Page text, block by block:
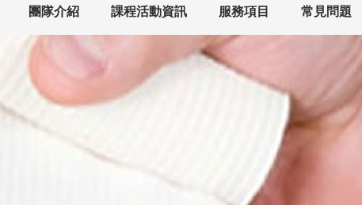
團隊介紹 課程活動資訊 服務項目 常見問題